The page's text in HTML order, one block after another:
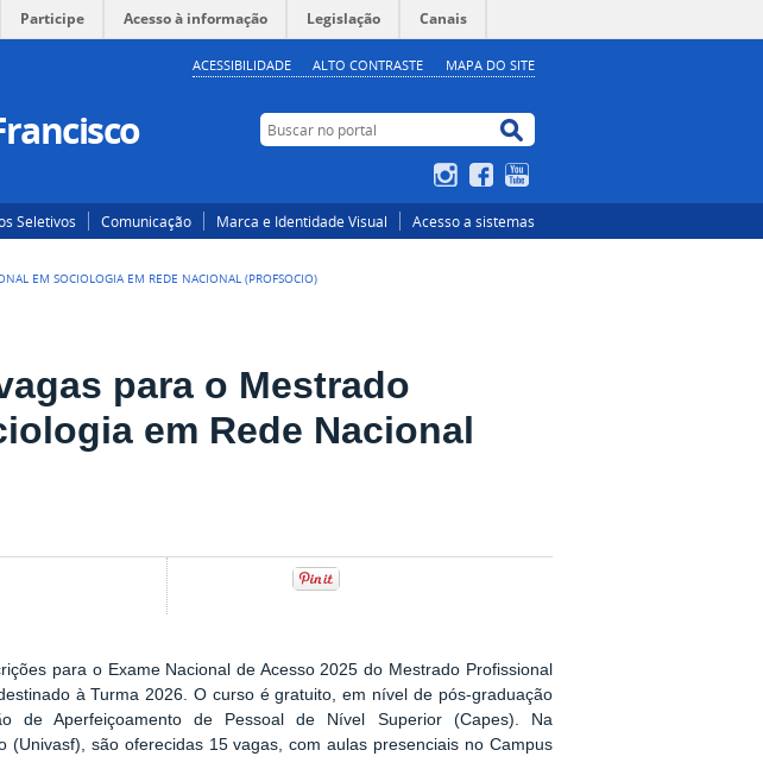
Participe Acesso à informação Legislação Canais
ACESSIBILIDADE ALTO CONTRASTE MAPA DO SITE
Buscar no portal
Buscar no portal
InstagramFacebook
Seletivos Comunicação Marca e Identidade Visual Acesso a sistemas
EM SOCIOLOGIA EM REDE NACIONAL (PROFSOCIO)
para o Mestrado
em Rede Nacional
para o Exame Nacional de Acesso 2025 do Mestrado Profissional
à Turma 2026. O curso é gratuito, em nível de pós-graduação
de Aperfeiçoamento de Pessoal de Nível Superior (Capes). Na
(Univasf), são oferecidas 15 vagas, com aulas presenciais no Campus